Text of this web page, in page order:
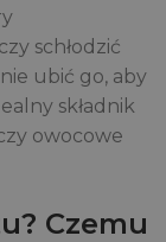
schłodzić
ubić go, aby
składnik
owocowe
Czemu